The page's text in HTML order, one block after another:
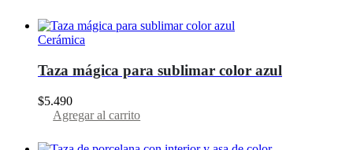
Cerámica
Taza mágica para sublimar color azul
$5.490
Agregar al carrito